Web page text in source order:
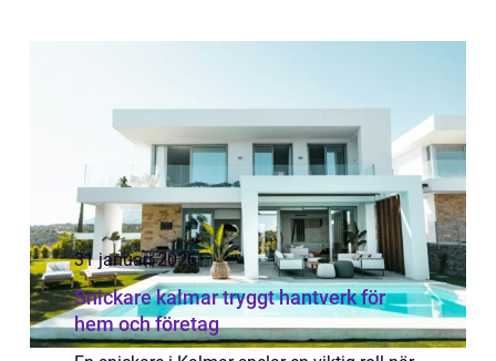
installationen av ...
31 januari 2026
Snickare kalmar tryggt hantverk för
hem och företag